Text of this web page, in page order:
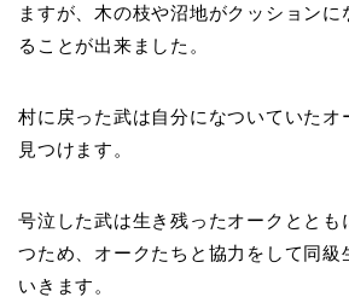
ますが、木の枝や沼地がクッションに
ることが出来ました。
村に戻った武は自分になついていたオ
見つけます。
号泣した武は生き残ったオークととも
つため、オークたちと協力をして同級
いきます。